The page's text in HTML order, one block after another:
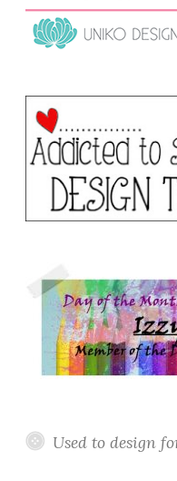
Used to design